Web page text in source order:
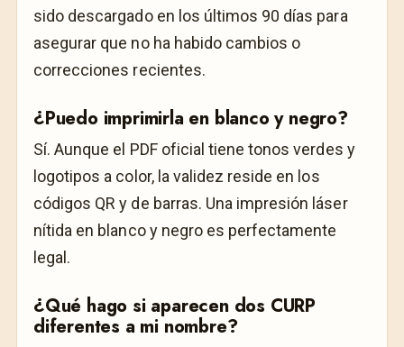
sido descargado en los últimos 90 días para
asegurar que no ha habido cambios o
correcciones recientes.
¿Puedo imprimirla en blanco y negro?
Sí. Aunque el PDF oficial tiene tonos verdes y
logotipos a color, la validez reside en los
códigos QR y de barras. Una impresión láser
nítida en blanco y negro es perfectamente
legal.
¿Qué hago si aparecen dos CURP
diferentes a mi nombre?